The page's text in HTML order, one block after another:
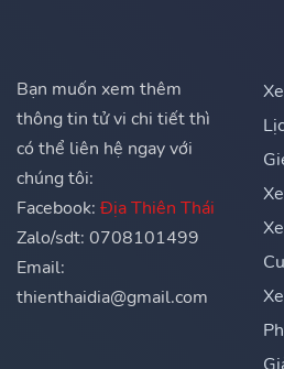
Bạn muốn xem thêm
thông tin tử vi chi tiết thì
có thể liên hệ ngay với
chúng tôi:
Facebook: Địa Thiên Thái
Zalo/sdt: 0708101499
Email:
thienthaidia@gmail.com